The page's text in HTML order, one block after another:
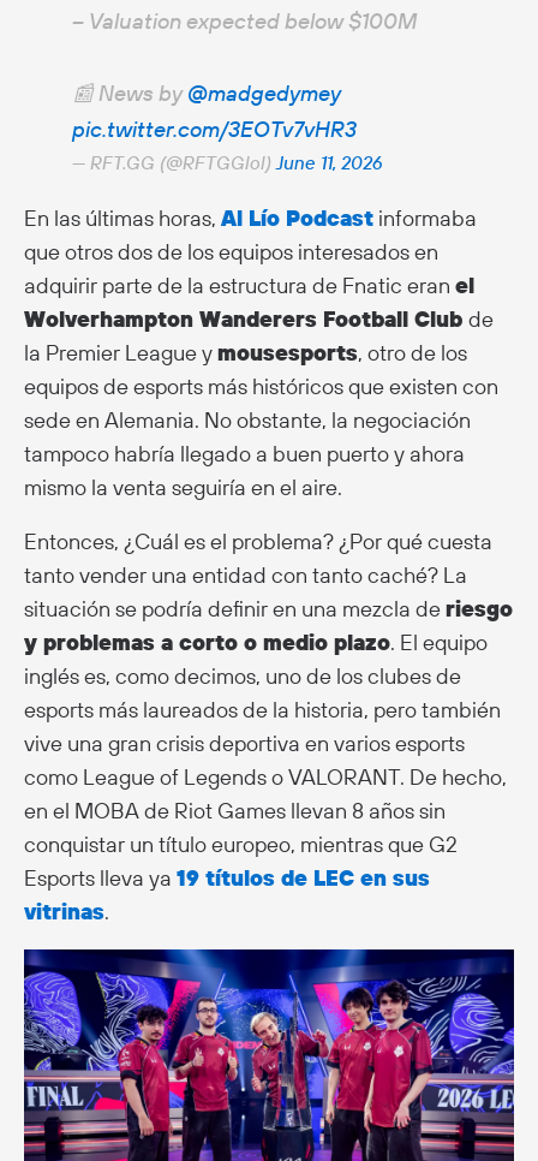
– Valuation expected below $100M
📰 News by@madgedymey
pic.twitter.com/3EOTv7vHR3
— RFT.GG (@RFTGGlol) June 11, 2026
En las últimas horas, Al Lío Podcast informaba
que otros dos de los equipos interesados en
adquirir parte de la estructura de Fnatic eran el
Wolverhampton Wanderers Football Club de
la Premier League ymousesports, otro de los
equipos de esports más históricos que existen con
sede en Alemania. No obstante, la negociación
tampoco habría llegado a buen puerto y ahora
mismo la venta seguiría en el aire.
Entonces, ¿Cuál es el problema? ¿Por qué cuesta
tanto vender una entidad con tanto caché? La
situación se podría definir en una mezcla deriesgo
y problemas a corto o medio plazo. El equipo
inglés es, como decimos, uno de los clubes de
esports más laureados de la historia, pero también
vive una gran crisis deportiva en varios esports
como League of Legends o VALORANT. De hecho,
en el MOBA de Riot Games llevan 8 años sin
conquistar un título europeo, mientras que G2
Esports lleva ya 19 títulos de LEC en sus
vitrinas.